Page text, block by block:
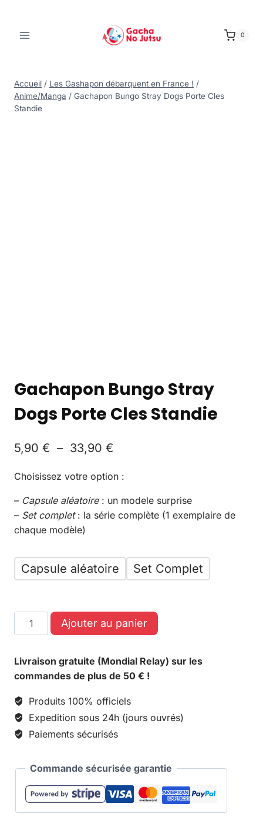
0
Accueil / Les Gashapon débarquent en France ! /
Anime/Manga / Gachapon Bungo Stray Dogs Porte Cles
Standie
Gachapon Bungo Stray
Dogs Porte Cles Standie
5,90 € – 33,90 €
Choisissez votre option :
– Capsule aléatoire: un modele surprise
– Set complet: la série complète (1 exemplaire de
chaque modèle)
Capsule aléatoire Set Complet
Ajouter au panier
Livraison gratuite (Mondial Relay) sur les
commandes de plus de 50 € !
Produits 100% officiels
Expedition sous 24h (jours ouvrés)
Paiements sécurisés
Commande sécurisée garantie